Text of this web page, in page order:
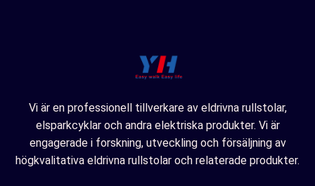
Vi är en professionell tillverkare av eldrivna rullstolar,
elsparkcyklar och andra elektriska produkter. Vi är
engagerade i forskning, utveckling och försäljning av
högkvalitativa eldrivna rullstolar och relaterade produkter.